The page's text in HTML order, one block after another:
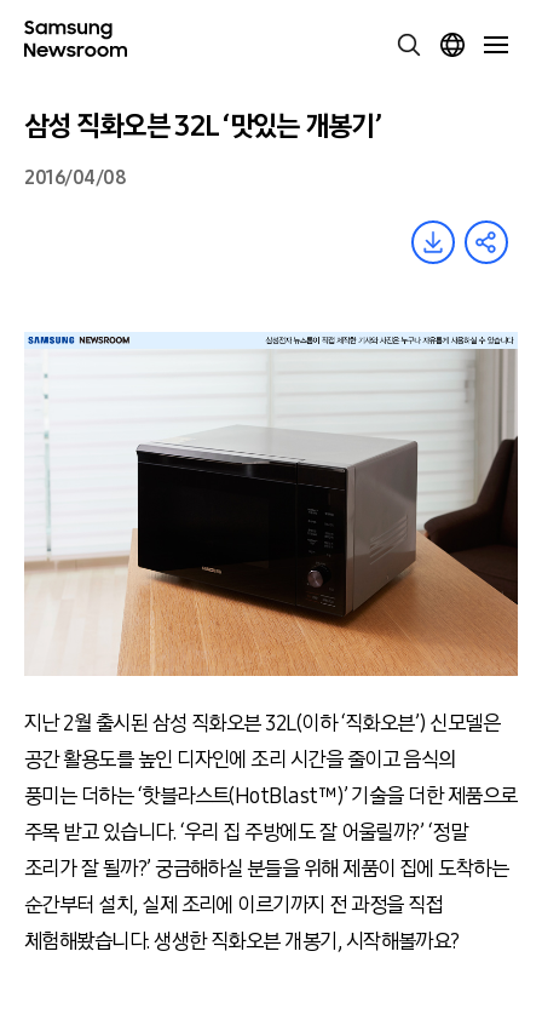
삼성 직화오븐 32L ‘맛있는 개봉기’
2016/04/08
지난 2월 출시된 삼성 직화오븐 32L(이하 ‘직화오븐’) 신모델은
공간 활용도를 높인 디자인에 조리 시간을 줄이고 음식의
풍미는 더하는 ‘핫블라스트(HotBlast™)’ 기술을 더한 제품으로
주목 받고 있습니다. ‘우리 집 주방에도 잘 어울릴까?’ ‘정말
조리가 잘 될까?’ 궁금해하실 분들을 위해 제품이 집에 도착하는
순간부터 설치, 실제 조리에 이르기까지 전 과정을 직접
체험해봤습니다. 생생한 직화오븐 개봉기, 시작해볼까요?